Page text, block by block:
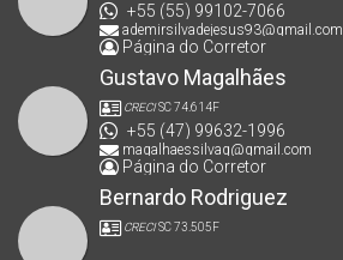
+55 (55) 99102-7066
ademirsilvadejesus93@gmail.com
Página do Corretor
Gustavo Magalhães
CRECISC 74.614F
+55 (47) 99632-1996
magalhaessilvag@gmail.com
Página do Corretor
Bernardo Rodriguez
CRECISC 73.505F